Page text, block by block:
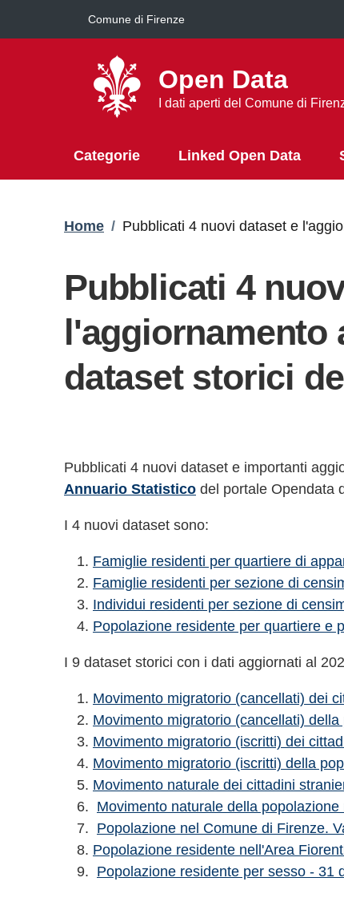
Comune di Firenze
Open Data
I dati aperti del Comune di
Categorie Linked Open Data
Briciole di pane
Home / Pubblicati 4 nuovi dataset e
Pubblicati 4
l'aggiornamento
dataset storici
Pubblicati 4 nuovi dataset e importanti
Annuario Statistico del portale Opendata
I 4 nuovi dataset sono:
Famiglie residenti per quartiere di
Famiglie residenti per sezione di
Individui residenti per sezione di
Popolazione residente per quartiere e
I 9 dataset storici con i dati aggiornati al
Movimento migratorio (cancellati) dei
Movimento migratorio (cancellati)
Movimento migratorio (iscritti) dei
Movimento migratorio (iscritti) della
Movimento naturale dei cittadini
Movimento naturale della
Popolazione nel Comune di Firenze.
Popolazione residente nell'Area
Popolazione residente per sesso - 31